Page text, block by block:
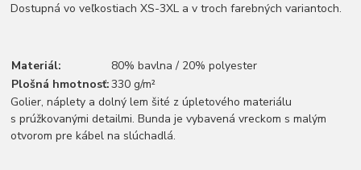
Dostupná vo veľkostiach XS-3XL a v troch farebných variantoch.
Materiál:
80% bavlna / 20% polyester
Plošná hmotnosť:330 g/m²
Golier, náplety a dolný lem šité z úpletového materiálu
s prúžkovanými detailmi. Bunda je vybavená vreckom s malým
otvorom pre kábel na slúchadlá.